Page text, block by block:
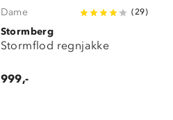
Dame (29)
Stormberg
Stormflod regnjakke
999,-